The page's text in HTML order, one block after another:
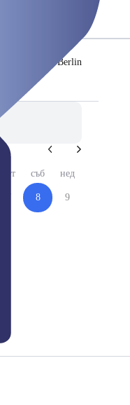
1 от 3)
Europe/Berlin
пет съб нед
8
9